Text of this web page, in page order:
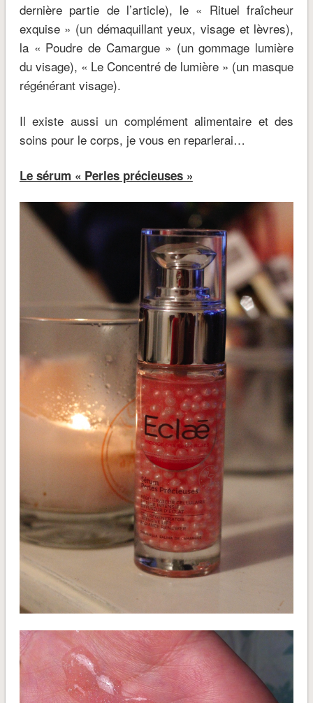
dernière partie de l’article), le « Rituel fraîcheur
exquise » (un démaquillant yeux, visage et lèvres),
la « Poudre de Camargue » (un gommage lumière
du visage), « Le Concentré de lumière » (un masque
régénérant visage).
Il existe aussi un complément alimentaire et des
soins pour le corps, je vous en reparlerai…
Le sérum « Perles précieuses »